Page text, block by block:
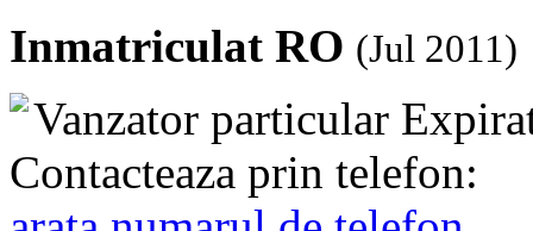
Inmatriculat RO (Jul 2011)
Vanzator particular
Contacteaza prin telefon: